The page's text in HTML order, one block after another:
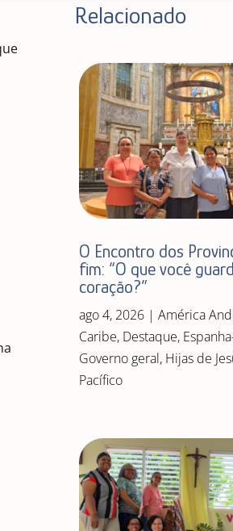
Relacionado
O Encontro dos
fim: “O que você
coração?”
ago 4, 2026| América
Caribe, Destaque,
Governo geral, Hijas de
Pacífico